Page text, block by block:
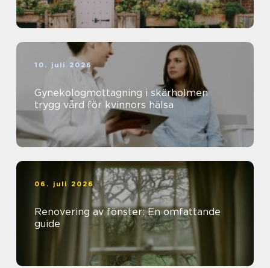
10. juli 2026
Gynekologmottagning i skärholmen
trygg vård för kvinnors hälsa
06. juli 2026
Renovering av fönster: En omfattande
guide